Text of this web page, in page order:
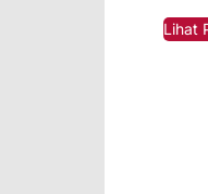
Lihat